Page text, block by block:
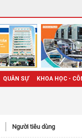
QUÂN SỰ KHOA HỌC -
Người tiêu dùng